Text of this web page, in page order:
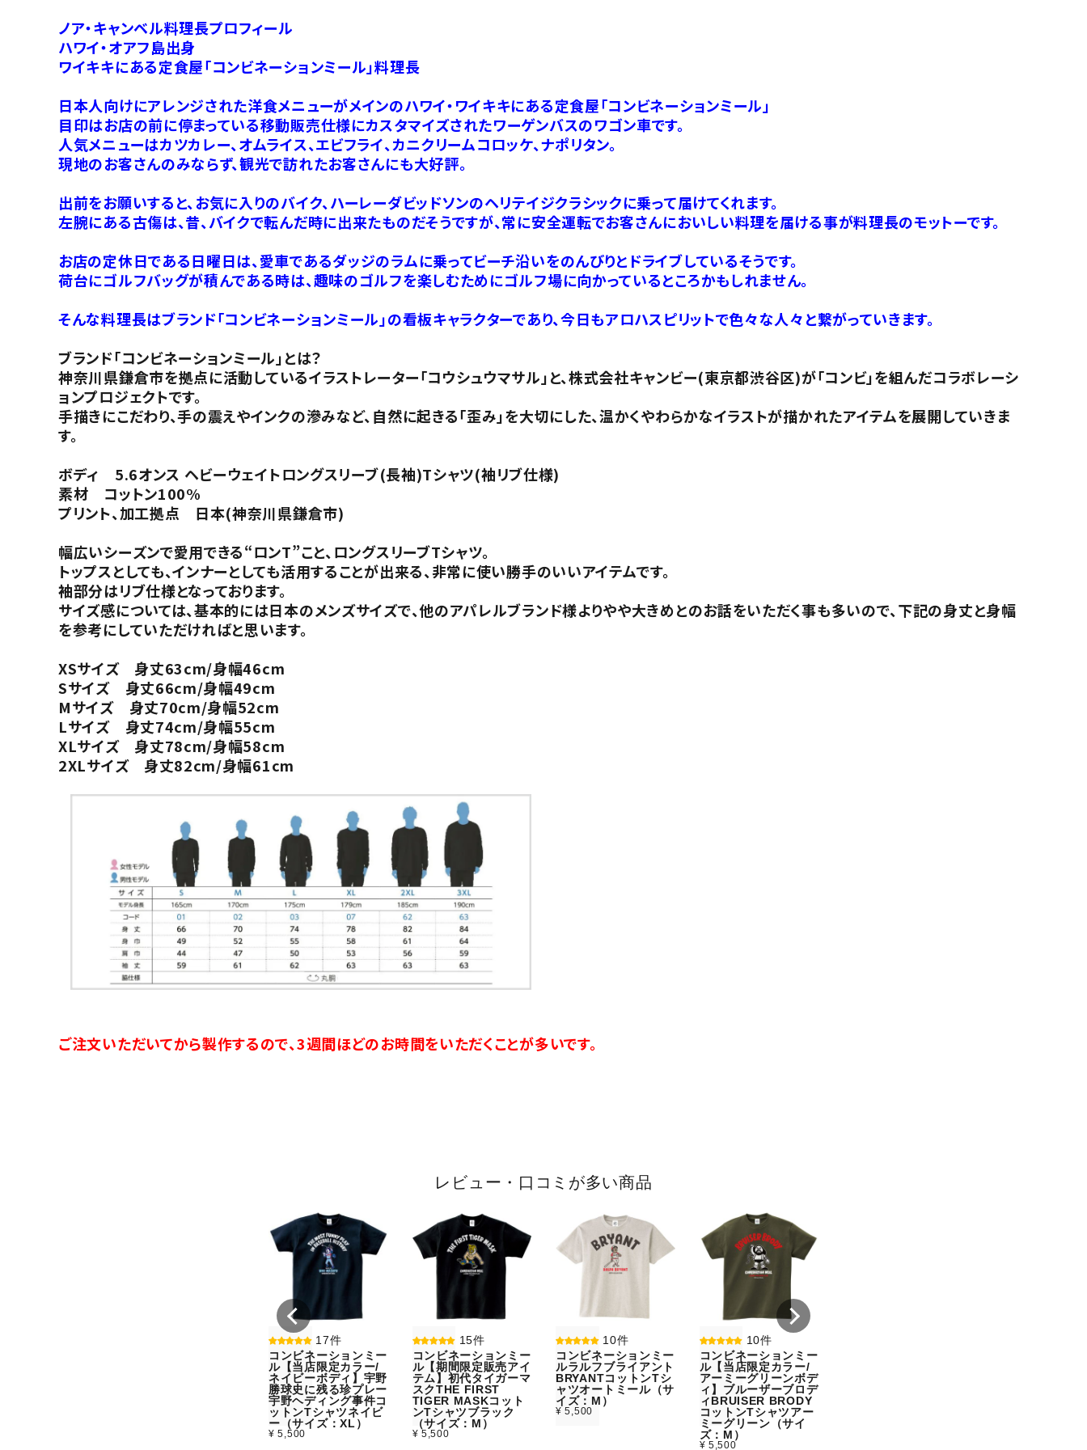
ノア・キャンベル料理長プロフィール
ハワイ・オアフ島出身
ワイキキにある定食屋「コンビネーションミール」料理長
日本人向けにアレンジされた洋食メニューがメインのハワイ・ワイキキにある定食屋「コンビネーションミール」
目印はお店の前に停まっている移動販売仕様にカスタマイズされたワーゲンバスのワゴン車です。
人気メニューはカツカレー、オムライス、エビフライ、カニクリームコロッケ、ナポリタン。
現地のお客さんのみならず、観光で訪れたお客さんにも大好評。
出前をお願いすると、お気に入りのバイク、ハーレーダビッドソンのヘリテイジクラシックに乗って届けてくれます。
左腕にある古傷は、昔、バイクで転んだ時に出来たものだそうですが、常に安全運転でお客さんにおいしい料理を届ける事が料理長のモットーです。
お店の定休日である日曜日は、愛車であるダッジのラムに乗ってビーチ沿いをのんびりとドライブしているそうです。
荷台にゴルフバッグが積んである時は、趣味のゴルフを楽しむためにゴルフ場に向かっているところかもしれません。
そんな料理長はブランド「コンビネーションミール」の看板キャラクターであり、今日もアロハスピリットで色々な人々と繋がっていきます。
ブランド「コンビネーションミール」とは？
神奈川県鎌倉市を拠点に活動しているイラストレーター「コウシュウマサル」と、株式会社キャンビー(東京都渋谷区)が「コンビ」を組んだコラボレーシ
ョンプロジェクトです。
手描きにこだわり、手の震えやインクの滲みなど、自然に起きる「歪み」を大切にした、温かくやわらかなイラストが描かれたアイテムを展開していきま
す。
ボディ 5.6オンス ヘビーウェイトロングスリーブ(長袖)Tシャツ(袖リブ仕様)
素材 コットン100%
プリント、加工拠点 日本(神奈川県鎌倉市)
幅広いシーズンで愛用できる“ロンT”こと、ロングスリーブTシャツ。
トップスとしても、インナーとしても活用することが出来る、非常に使い勝手のいいアイテムです。
袖部分はリブ仕様となっております。
サイズ感については、基本的には日本のメンズサイズで、他のアパレルブランド様よりやや大きめとのお話をいただく事も多いので、下記の身丈と身幅
を参考にしていただければと思います。
XSサイズ 身丈63cm/身幅46cm
Sサイズ 身丈66cm/身幅49cm
Mサイズ 身丈70cm/身幅52cm
Lサイズ 身丈74cm/身幅55cm
XLサイズ 身丈78cm/身幅58cm
2XLサイズ 身丈82cm/身幅61cm
ご注文いただいてから製作するので、3週間ほどのお時間をいただくことが多いです。
レビュー・口コミが多い商品
17件
コンビネーションミー
ル【当店限定カラー/
ネイビーボディ】宇野
勝球史に残る珍プレー
宇野ヘディング事件コ
ットンTシャツネイビ
ー（サイズ：XL）
¥ 5,500
15件
コンビネーションミー
ル【期間限定販売アイ
テム】初代タイガーマ
スクTHE FIRST
TIGER MASKコット
ンTシャツブラック
（サイズ：M）
¥ 5,500
10件
コンビネーションミー
ルラルフブライアント
BRYANTコットンTシ
ャツオートミール（サ
イズ：M）
¥ 5,500
10件
コンビネーションミー
ル【当店限定カラー/
アーミーグリーンボデ
ィ】ブルーザーブロデ
ィBRUISER BRODY
コットンTシャツアー
ミーグリーン（サイ
ズ：M）
¥ 5,500